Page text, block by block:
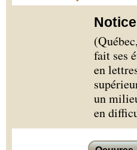
fait ses
en
un
en